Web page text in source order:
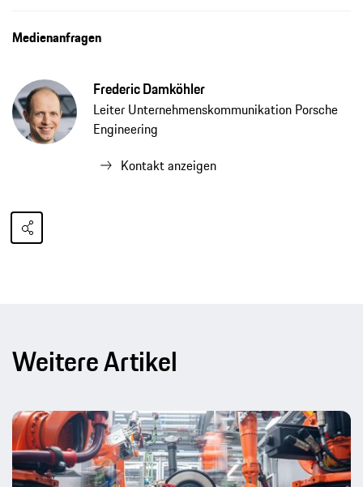
Medienanfragen
Frederic Damköhler
Leiter Unternehmenskommunikation Porsche
Engineering
Kontakt anzeigen
Weitere Artikel